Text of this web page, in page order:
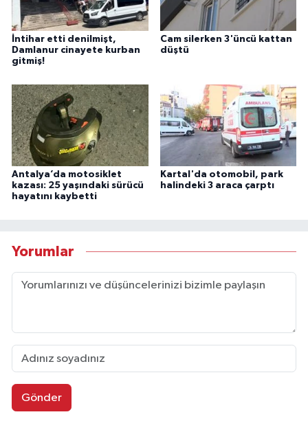
İntihar etti denilmişt,
Damlanur cinayete kurban
gitmiş!
Cam silerken 3'üncü kattan
düştü
Antalya’da motosiklet
kazası: 25 yaşındaki sürücü
hayatını kaybetti
Kartal'da otomobil, park
halindeki 3 araca çarptı
Yorumlar
Gönder